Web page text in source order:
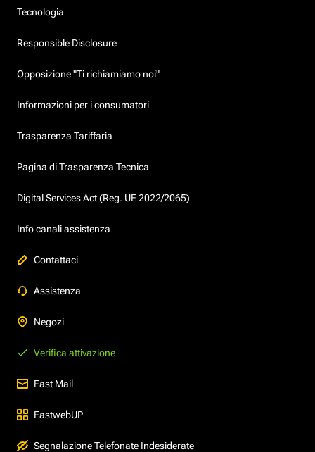
Tecnologia
Responsible Disclosure
Opposizione "Ti richiamiamo noi"
Informazioni per i consumatori
Trasparenza Tariffaria
Pagina di Trasparenza Tecnica
Digital Services Act (Reg. UE 2022/2065)
Info canali assistenza
Contattaci
Assistenza
Negozi
Verifica attivazione
Fast Mail
FastwebUP
Segnalazione Telefonate Indesiderate